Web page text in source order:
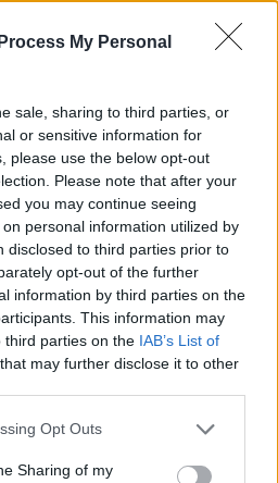
My Personal
sale, sharing to third parties, or
or sensitive information for
please use the below opt-out
Please note that after your
you may continue seeing
personal information utilized by
disclosed to third parties prior to
opt-out of the further
information by third parties on the
This information may
third parties on the IAB’s List of
that may further disclose it to other
app uses one or more Google
behaviour. You may click to
Opt Outs
Sharing of my
επί κοντώ ο Ντουπλάντις με
Σχολιασμένα
και Μπροβαρί: Τρεις νεκροί,